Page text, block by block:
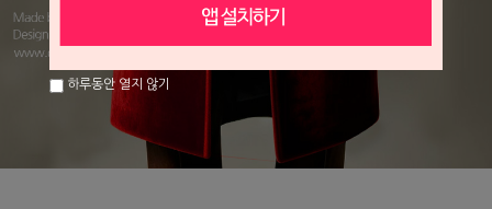
하루동안 열지 않기